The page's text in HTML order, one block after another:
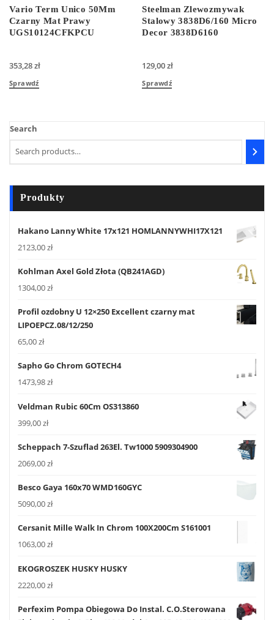
Vario Term Unico 50Mm
Czarny Mat Prawy
UGS10124CFKPCU
353,28zł
Sprawdź
Steelman Zlewozmywak
Stalowy 3838D6/160 Micro
Decor 3838D6160
129,00zł
Sprawdź
Search
Produkty
Hakano Lanny White 17x121 HOMLANNYWHI17X121
2123,00zł
Kohlman Axel Gold Złota (QB241AGD)
1304,00zł
Profil ozdobny U 12×250 Excellent czarny mat
LIPOEPCZ.08/12/250
65,00zł
Sapho Go Chrom GOTECH4
1473,98zł
Veldman Rubic 60Cm OS313860
399,00zł
Scheppach 7-Szuflad 263El. Tw1000 5909304900
2069,00zł
Besco Gaya 160x70 WMD160GYC
5090,00zł
Cersanit Mille Walk In Chrom 100X200Cm S161001
1063,00zł
EKOGROSZEK HUSKY HUSKY
2220,00zł
Perfexim Pompa Obiegowa Do Instal. C.O.Sterowana